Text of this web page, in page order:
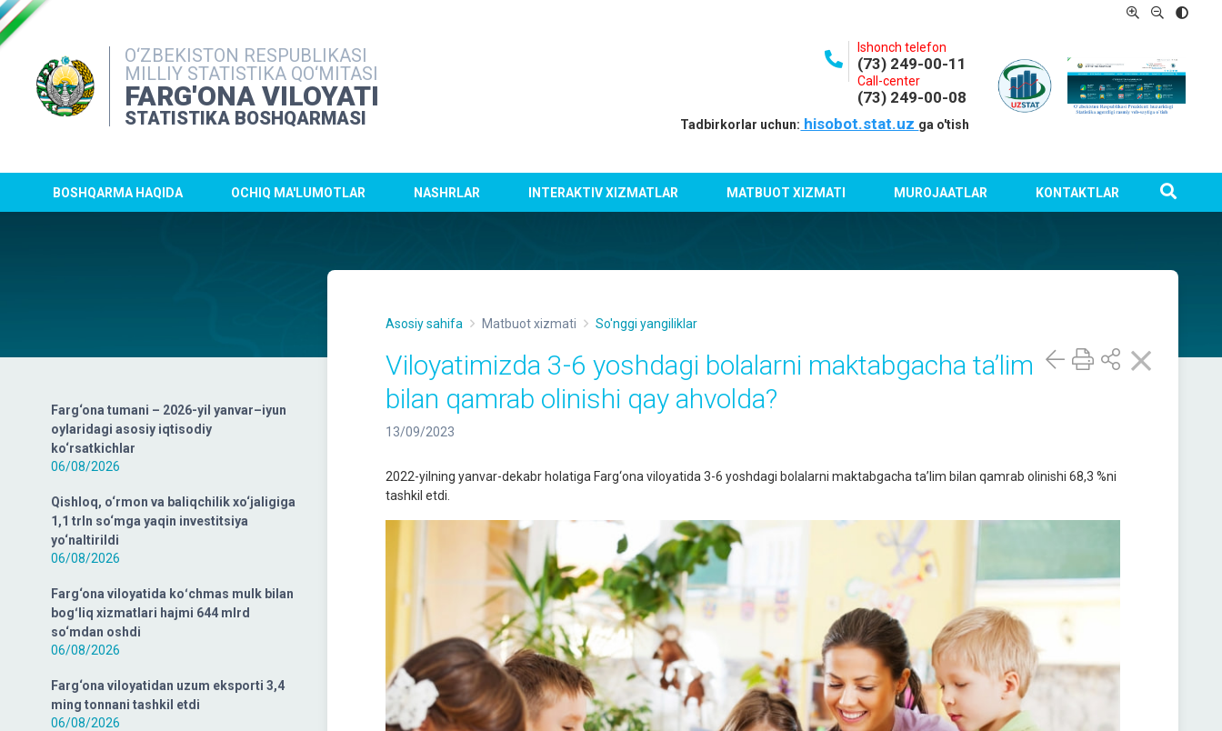
O‘ZBEKISTON RESPUBLIKASI
MILLIY STATISTIKA QO‘MITASI
FARG'ONA VILOYATI
STATISTIKA BOSHQARMASI
Ishonch telefon
(73) 249-00-11
Call-center
(73) 249-00-08
Tadbirkorlar uchun: hisobot.stat.uz ga o'tish
BOSHQARMA HAQIDA OCHIQ MA'LUMOTLAR NASHRLAR INTERAKTIV XIZMATLAR MATBUOT XIZMATI MUROJAATLAR KONTAKTLAR
Farg‘ona tumani – 2026-yil yanvar–iyun
oylaridagi asosiy iqtisodiy
ko‘rsatkichlar
06/08/2026
Qishloq, o‘rmon va baliqchilik xo‘jaligiga
1,1 trln so‘mga yaqin investitsiya
yo‘naltirildi
06/08/2026
Farg‘ona viloyatida koʻchmas mulk bilan
bogʻliq xizmatlari hajmi 644 mlrd
so‘mdan oshdi
06/08/2026
Farg‘ona viloyatidan uzum eksporti 3,4
ming tonnani tashkil etdi
06/08/2026
Asosiy sahifa Matbuot xizmati So'nggi yangiliklar
Viloyatimizda 3-6 yoshdagi bolalarni maktabgacha taʼlim
bilan qamrab olinishi qay ahvolda?
13/09/2023
2022-yilning yanvar-dekabr holatiga Farg‘ona viloyatida 3-6 yoshdagi bolalarni maktabgacha taʼlim bilan qamrab olinishi 68,3 %ni
tashkil etdi.